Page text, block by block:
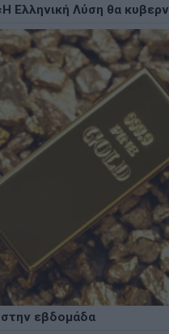
Ελληνική Λύση θα
στην εβδομάδα